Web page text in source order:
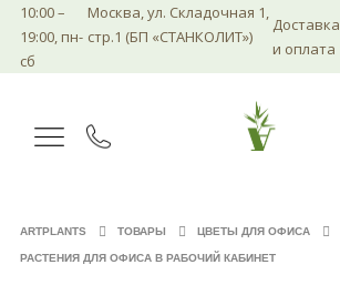
10:00 –
19:00, пн-
сб
Москва, ул. Складочная 1,
стр.1 (БП «СТАНКОЛИТ»)
Доставка
и оплата
ARTPLANTS ТОВАРЫ ЦВЕТЫ ДЛЯ ОФИСА
РАСТЕНИЯ ДЛЯ ОФИСА В РАБОЧИЙ КАБИНЕТ